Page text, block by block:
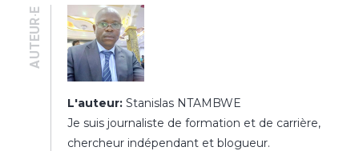
AUTEUR·E
L'auteur: Stanislas NTAMBWE
Je suis journaliste de formation et de carrière,
chercheur indépendant et blogueur.